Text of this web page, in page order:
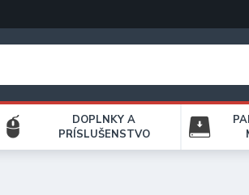
DOPLNKY A
PRÍSLUŠENSTVO